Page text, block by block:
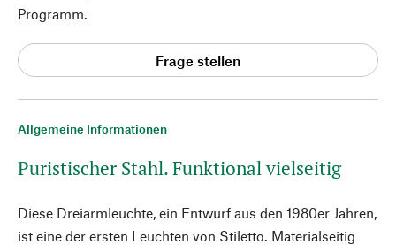
Allgemeine Informationen
Puristischer Stahl. Funktional vielseitig
Diese Dreiarmleuchte, ein Entwurf aus den 1980er Jahren,
ist eine der ersten Leuchten von Stiletto. Materialseitig
Programm.
Frage stellen